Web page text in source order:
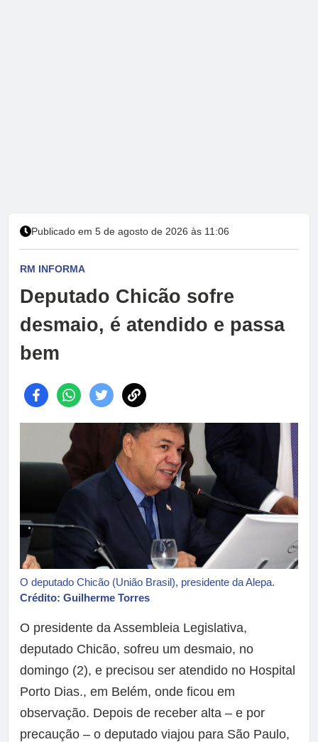
Publicado em 5 de agosto de 2026 às 11:06
RM INFORMA
Deputado Chicão sofre
desmaio, é atendido e passa
bem
O deputado Chicão (União Brasil), presidente da Alepa.
Crédito: Guilherme Torres
O presidente da Assembleia Legislativa,
deputado Chicão, sofreu um desmaio, no
domingo (2), e precisou ser atendido no Hospital
Porto Dias., em Belém, onde ficou em
observação. Depois de receber alta – e por
precaução – o deputado viajou para São Paulo,